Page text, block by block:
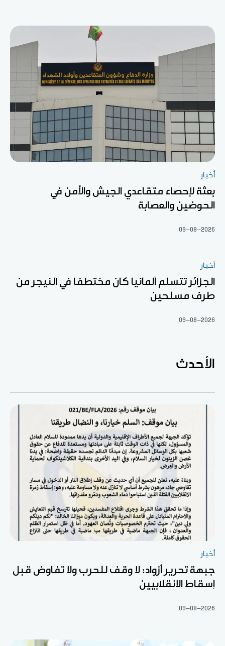
أخبار
بعثة لإحصاء متقاعدي الجيش والأمن في
الحوضين والعصابة
09-08-2026
أخبار
الجزائر تتسلم ألمانيا كان مختطفا في النيجر من
طرف مسلحين
09-08-2026
الأحدث
أخبار
جبهة تحرير أزواد: لا وقف للحرب ولا تفاوض قبل
إسقاط الانقلابيين
09-08-2026